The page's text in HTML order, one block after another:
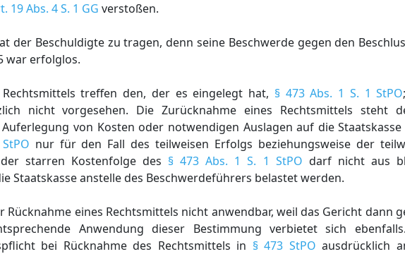
19 Abs. 4 S. 1 GG verstoßen.
der Beschuldigte zu tragen, denn seine Beschwerde gegen den
war erfolglos.
treffen den, der es eingelegt hat, § 473 Abs. 1 S. 1 StPO
nicht vorgesehen. Die Zurücknahme eines Rechtsmittels steht
von Kosten oder notwendigen Auslagen auf die Staatskasse
nur für den Fall des teilweisen Erfolgs beziehungsweise der
starren Kostenfolge des § 473 Abs. 1 S. 1 StPO darf nicht aus
Staatskasse anstelle des Beschwerdeführers belastet werden.
Rücknahme eines Rechtsmittels nicht anwendbar, weil das Gericht dann
Anwendung dieser Bestimmung verbietet sich
bei Rücknahme des Rechtsmittels in § 473 StPO ausdrücklich